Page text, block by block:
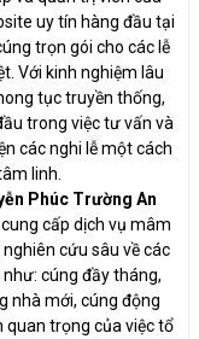
uy tín hàng đầu tại
trọn gói cho các lễ
Với kinh nghiệm lâu
tục truyền thống,
trong việc tư vấn và
các nghi lễ một cách
linh.
Phúc Trường An
cấp dịch vụ mâm
cứu sâu về các
cúng đầy tháng,
nhà mới, cúng động
quan trọng của việc tổ